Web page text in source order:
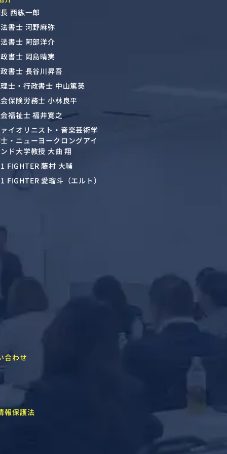
西紘一郎
書士 河野麻弥
書士 阿部洋介
書士 岡島晴実
書士 長谷川昇吾
士・行政書士 中山篤英
保険労務士 小林良平
福祉士 福井寛之
イオリニスト・音楽芸術学
・ニューヨークロングアイ
ド大学教授 大曲 翔
FIGHTER 藤村 大輔
FIGHTER 愛瑠斗（エルト）
合わせ
報保護法